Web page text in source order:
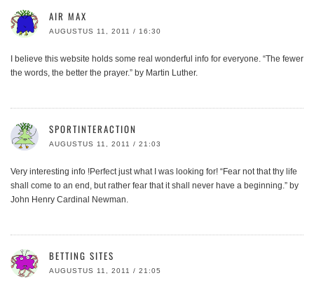
AIR MAX
AUGUSTUS 11, 2011 / 16:30
I believe this website holds some real wonderful info for everyone. “The fewer
the words, the better the prayer.” by Martin Luther.
SPORTINTERACTION
AUGUSTUS 11, 2011 / 21:03
Very interesting info !Perfect just what I was looking for! “Fear not that thy life
shall come to an end, but rather fear that it shall never have a beginning.” by
John Henry Cardinal Newman.
BETTING SITES
AUGUSTUS 11, 2011 / 21:05